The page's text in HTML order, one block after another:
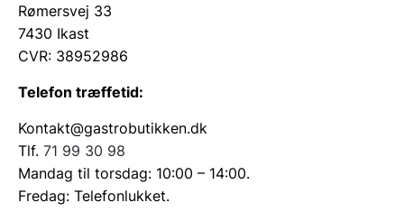
Rømersvej 33
7430 Ikast
CVR: 38952986
Telefon træffetid:
Kontakt@gastrobutikken.dk
Tlf. 71 99 30 98
Mandag til torsdag: 10:00 – 14:00.
Fredag: Telefonlukket.